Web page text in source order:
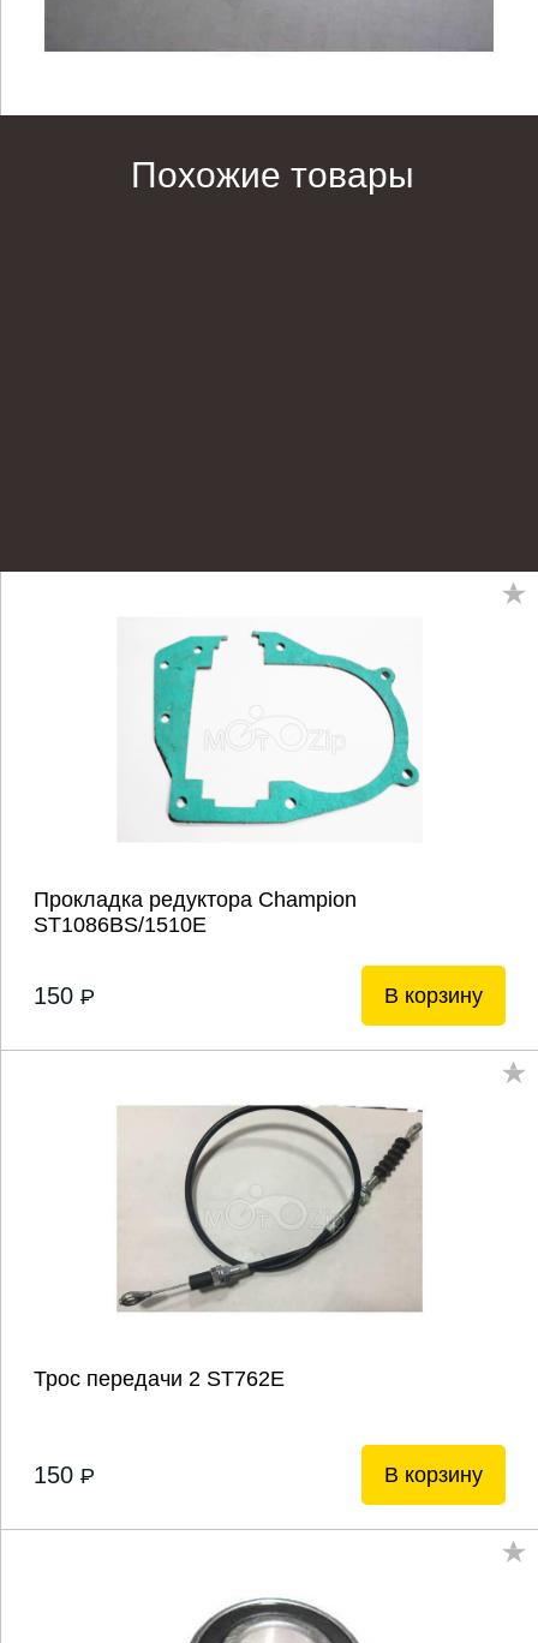
Похожие товары
Прокладка редуктора Champion
ST1086BS/1510E
150 P В корзину
Трос передачи 2 ST762E
150 P В корзину